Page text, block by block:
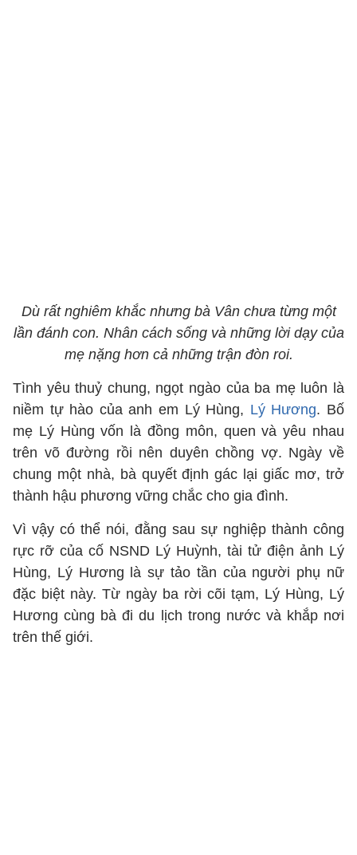
Dù rất nghiêm khắc nhưng bà Vân chưa từng một
lần đánh con. Nhân cách sống và những lời dạy của
mẹ nặng hơn cả những trận đòn roi.
Tình yêu thuỷ chung, ngọt ngào của ba mẹ luôn là
niềm tự hào của anh em Lý Hùng, Lý Hương. Bố
mẹ Lý Hùng vốn là đồng môn, quen và yêu nhau
trên võ đường rồi nên duyên chồng vợ. Ngày về
chung một nhà, bà quyết định gác lại giấc mơ, trở
thành hậu phương vững chắc cho gia đình.
Vì vậy có thể nói, đằng sau sự nghiệp thành công
rực rỡ của cố NSND Lý Huỳnh, tài tử điện ảnh Lý
Hùng, Lý Hương là sự tảo tần của người phụ nữ
đặc biệt này. Từ ngày ba rời cõi tạm, Lý Hùng, Lý
Hương cùng bà đi du lịch trong nước và khắp nơi
trên thế giới.